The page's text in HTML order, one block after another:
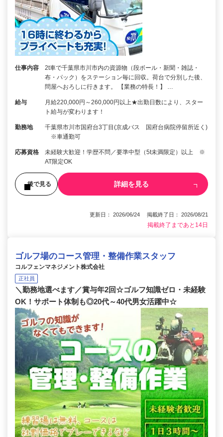
仕事内容
2t車で千葉県市川市内の資源物（段ボール・新聞・雑誌・
布・パック）をステーション毎に回収。荷台で分別した後、
問屋へおろしに行きます。 【業務の特長！】 …
給与
月給220,000円～260,000円以上★出勤日数により、スター
ト給与が変わります！
勤務地
千葉県市川市国府台3丁目(京成バス 国府台病院停留所近く)
※車通勤可
応募資格
未経験大歓迎！学歴不問／要準中型（5t未満限定）以上 ※
AT限定OK
後で見る 詳細を見る
更新日： 2026/06/24 掲載終了日： 2026/08/21
掲載終了まであと14日
ゴルフ場のコース管理・整備作業スタッフ
コルフェンマネジメント株式会社
正社員
＼勤務地選べます／賞与年2回☆ゴルフ知識ゼロ・未経験
OK！サポート体制も◎20代～40代男女活躍中☆